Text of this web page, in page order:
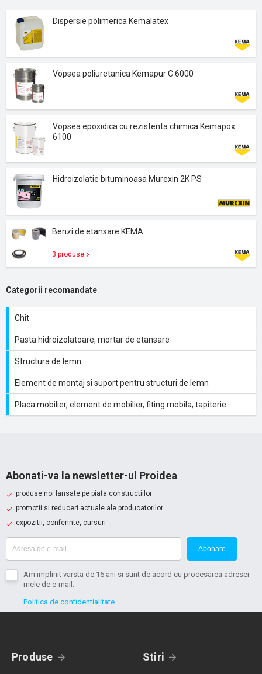
Dispersie polimerica Kemalatex
Vopsea poliuretanica Kemapur C 6000
Vopsea epoxidica cu rezistenta chimica Kemapox
6100
Hidroizolatie bituminoasa Murexin 2K PS
Benzi de etansare KEMA
3 produse
Categorii recomandate
Chit
Pasta hidroizolatoare, mortar de etansare
Structura de lemn
Element de montaj si suport pentru structuri de lemn
Placa mobilier, element de mobilier, fiting mobila, tapiterie
Abonati-va la newsletter-ul Proidea
produse noi lansate pe piata constructiilor
promotii si reduceri actuale ale producatorilor
expozitii, conferinte, cursuri
Abonare
Am implinit varsta de 16 ani si sunt de acord cu procesarea adresei
mele de e-mail.
Politica de confidentialitate
Produse Stiri